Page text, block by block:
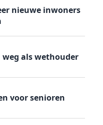
nieuwe inwoners
weg als wethouder
voor senioren